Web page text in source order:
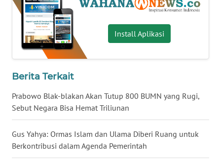
Install Aplikasi
Berita Terkait
Prabowo Blak-blakan Akan Tutup 800 BUMN yang Rugi,
Sebut Negara Bisa Hemat Triliunan
Gus Yahya: Ormas Islam dan Ulama Diberi Ruang untuk
Berkontribusi dalam Agenda Pemerintah
WN
SULBAR
SUMSEL